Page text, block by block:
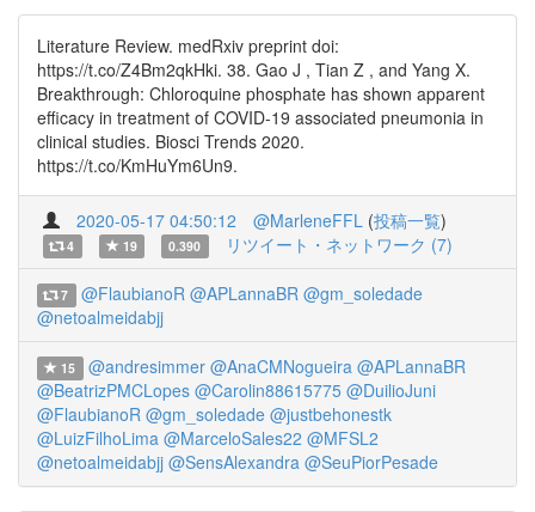
Literature Review. medRxiv preprint doi:
https://t.co/Z4Bm2qkHki. 38. Gao J , Tian Z , and Yang X.
Breakthrough: Chloroquine phosphate has shown apparent
efficacy in treatment of COVID-19 associated pneumonia in
clinical studies. Biosci Trends 2020.
https://t.co/KmHuYm6Un9.
2020-05-17 04:50:12 @MarleneFFL (投稿一覧)
4 19 0.390 リツイート・ネットワーク (7)
7 @FlaubianoR @APLannaBR @gm_soledade
@netoalmeidabjj
15 @andresimmer @AnaCMNogueira @APLannaBR
@BeatrizPMCLopes @Carolin88615775 @DuilioJuni
@FlaubianoR @gm_soledade @justbehonestk
@LuizFilhoLima @MarceloSales22 @MFSL2
@netoalmeidabjj @SensAlexandra @SeuPiorPesade